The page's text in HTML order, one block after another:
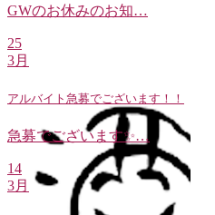
GWのお休みのお知…
25
3月
アルバイト急募でございます！！
急募でございます✨…
14
3月